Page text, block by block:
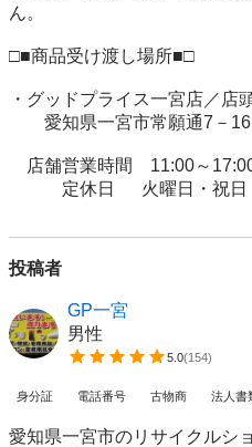
ん。
□■商品受け渡し場所■□
・グッドプライス一宮店／店
愛知県一宮市常願通7－16
店舗営業時間　11:00～
定休日 　 火曜日・祝日
投稿者
GP一宮
男性
5.0(154)
身分証 電話番号 古物商 法人書
愛知県一宮市のリサイクルシ